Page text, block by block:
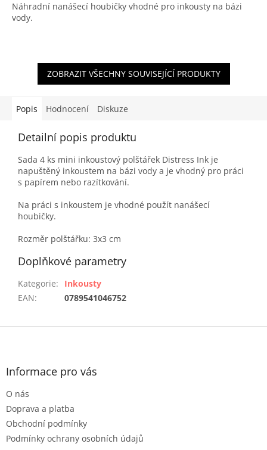
Náhradní nanášecí houbičky vhodné pro inkousty na bázi
vody.
ZOBRAZIT VŠECHNY SOUVISEJÍCÍ PRODUKTY
Popis Hodnocení Diskuze
Detailní popis produktu
Sada 4 ks mini inkoustový polštářek Distress Ink je
napuštěný inkoustem na bázi vody a je vhodný pro práci
s papírem nebo razítkování.
Na práci s inkoustem je vhodné použít nanášecí
houbičky.
Rozměr polštářku: 3x3 cm
Doplňkové parametry
Kategorie:
Inkousty
EAN: 0789541046752
Z
Informace pro vás
O nás
Doprava a platba
Obchodní podmínky
Podmínky ochrany osobních údajů